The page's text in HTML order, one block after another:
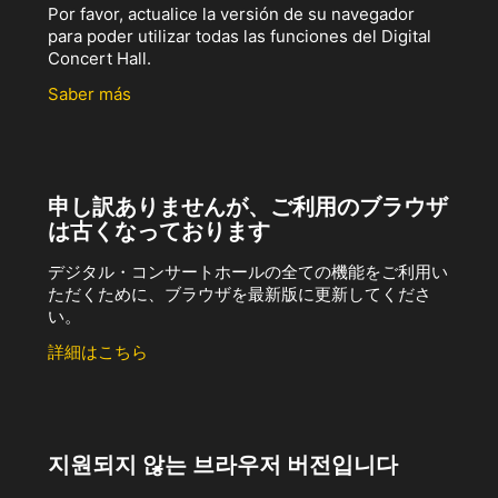
Por favor, actualice la versión de su navegador
para poder utilizar todas las funciones del Digital
Concert Hall.
Saber más
申し訳ありませんが、ご利用のブラウザ
は古くなっております
デジタル・コンサートホールの全ての機能をご利用い
ただくために、ブラウザを最新版に更新してくださ
い。
詳細はこちら
지원되지 않는 브라우저 버전입니다